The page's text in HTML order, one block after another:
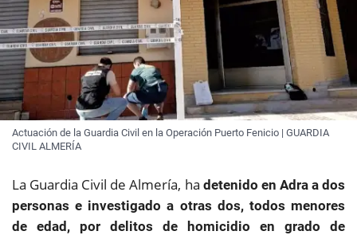
Actuación de la Guardia Civil en la Operación Puerto Fenicio | GUARDIA
CIVIL ALMERÍA
La Guardia Civil de Almería, ha detenido en Adra a dos
personas e investigado a otras dos, todos menores
de edad, por delitos de homicidio en grado de